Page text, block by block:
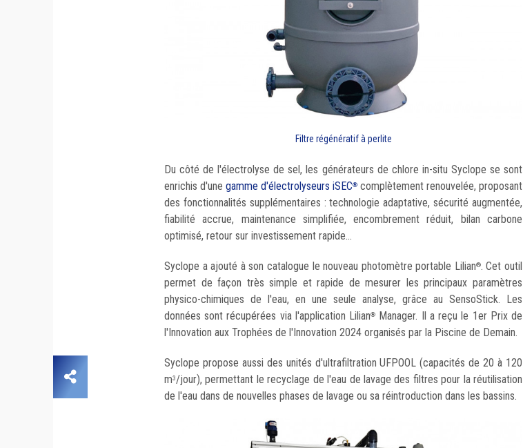
Filtre régénératif à perlite
Du côté de l'électrolyse de sel, les générateurs de chlore in-situ Syclope se sont
enrichis d'une gamme d'électrolyseurs iSEC® complètement renouvelée, proposant
des fonctionnalités supplémentaires : technologie adaptative, sécurité augmentée,
fiabilité accrue, maintenance simplifiée, encombrement réduit, bilan carbone
optimisé, retour sur investissement rapide...
Syclope a ajouté à son catalogue le nouveau photomètre portable Lilian®. Cet outil
permet de façon très simple et rapide de mesurer les principaux paramètres
physico-chimiques de l'eau, en une seule analyse, grâce au SensoStick. Les
données sont récupérées via l'application Lilian®
Manager. Il a reçu le 1er Prix de
l'Innovation aux Trophées de l'Innovation 2024 organisés par la Piscine de Demain.
Syclope propose aussi des unités d'ultrafiltration UFPOOL (capacités de 20 à 120
m3/jour), permettant le recyclage de l'eau de lavage des filtres pour la réutilisation
de l'eau dans de nouvelles phases de lavage ou sa réintroduction dans les bassins.